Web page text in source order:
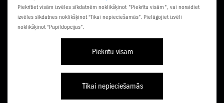
Piekrītiet visām izvēles sīkdatnēm noklikšķinot "Piekrītu visām", vai noraidiet
izvēles sīkdatnes noklikšķinot “Tikai nepieciešamās”. Pielāgojiet izvēli
noklikšķinot “Papildopcijas”.
Piekrītu visām
Tikai nepieciešamās